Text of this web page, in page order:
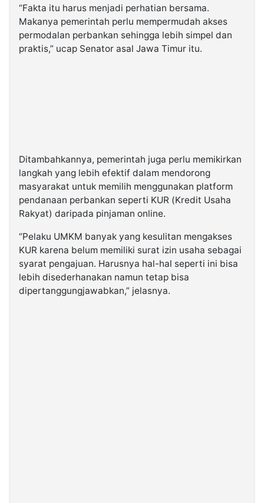
“Fakta itu harus menjadi perhatian bersama.
Makanya pemerintah perlu mempermudah akses
permodalan perbankan sehingga lebih simpel dan
praktis,” ucap Senator asal Jawa Timur itu.
Ditambahkannya, pemerintah juga perlu memikirkan
langkah yang lebih efektif dalam mendorong
masyarakat untuk memilih menggunakan platform
pendanaan perbankan seperti KUR (Kredit Usaha
Rakyat) daripada pinjaman online.
“Pelaku UMKM banyak yang kesulitan mengakses
KUR karena belum memiliki surat izin usaha sebagai
syarat pengajuan. Harusnya hal-hal seperti ini bisa
lebih disederhanakan namun tetap bisa
dipertanggungjawabkan,” jelasnya.